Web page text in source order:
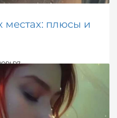
местах: плюсы и
рекомендуют парам,
оживить интимную
в необычных местах.